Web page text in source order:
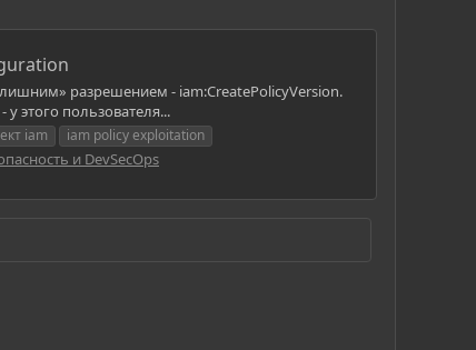
разрешением - iam:CreatePolicyVersion.
этого пользователя...
iam
iam policy exploitation
и DevSecOps